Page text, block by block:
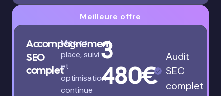
Meilleure offre
Accompagnement
SEO
complet
Mise en
place, suivi
et
optimisation
continue
3
480€
Audit
SEO
complet